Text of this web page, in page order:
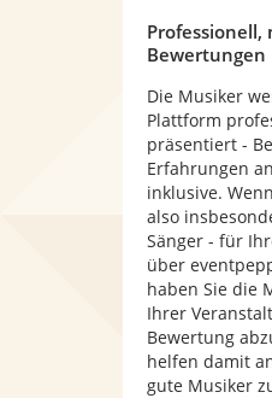
Professionell,
Bewertungen
Die Musiker
Plattform
präsentiert -
Erfahrungen
inklusive.
also
Sänger - für
über
haben Sie die
Ihrer
Bewertung
helfen damit
gute Musiker